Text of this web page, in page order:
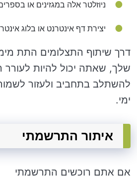
ניוזלטר אלה במגזינים או
יצירת דף אינטרנט או בלוג
דרך שיתוף התצלומים התת
שלך, שאתה יכול להיות
להשתלב בתחביב ולעזור
ימי.
איתור התרשמתי
אם אתם רוכשים התרשמתי